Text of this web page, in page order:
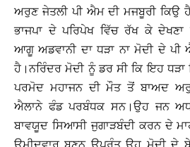
ਅਰੁਣ ਜੇਤਲੀ ਪੀ ਐਮ ਦੀ ਮਜਬੂਰੀ ਕਿਉ
ਭਾਜਪਾ ਦੇ ਪਰਿਪੇਖ ਵਿੱਚ ਰੱਖ ਕੇ ਦੇਖਣਾ
ਆਗੂ ਅਡਵਾਨੀ ਦਾ ਧੜਾ ਨਾ ਮੋਦੀ ਦੇ
ਹੈ।ਨਰਿੰਦਰ ਮੋਦੀ ਨੂੰ ਡਰ ਸੀ ਕਿ ਇਹ ਧੜਾ
ਪਰਮੋਦ ਮਹਾਜਨ ਦੀ ਮੌਤ ਤੋਂ ਬਾਅਦ
ਐਲਾਨੇ ਫੰਡ ਪਰਬੰਧਕ ਸਨ।ਉਹ ਜਨ
ਬਾਵਯੂਦ ਸਿਆਸੀ ਜੁਗਾੜਬੰਦੀ ਕਰਨ ਦੇ